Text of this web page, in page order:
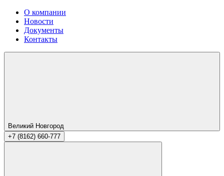
О компании
Новости
Документы
Контакты
Великий Новгород
+7 (8162) 660-777